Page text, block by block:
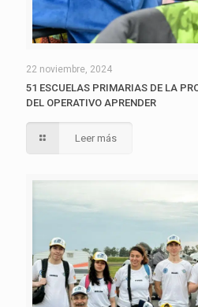
22 noviembre, 2024
51 ESCUELAS PRIMARIAS DE LA
DEL OPERATIVO APRENDER
Leer más